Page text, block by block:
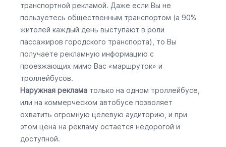
транспортной рекламой. Даже если Вы не
пользуетесь общественным транспортом (а 90%
жителей каждый день выступают в роли
пассажиров городского транспорта), то Вы
получаете рекламную информацию с
проезжающих мимо Вас «маршруток» и
троллейбусов.
Наружная реклама только на одном троллейбусе,
или на коммерческом автобусе позволяет
охватить огромную целевую аудиторию, и при
этом цена на рекламу остается недорогой и
доступной.